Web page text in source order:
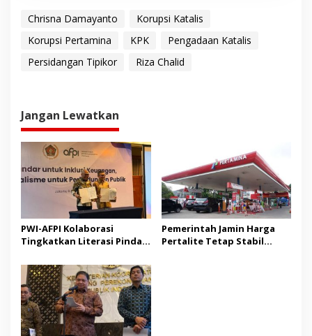
Chrisna Damayanto
Korupsi Katalis
Korupsi Pertamina
KPK
Pengadaan Katalis
Persidangan Tipikor
Riza Chalid
Jangan Lewatkan
PWI-AFPI Kolaborasi
Tingkatkan Literasi Pindar,
Ilegal
Pemerintah Jamin Harga
Pertalite Tetap Stabil